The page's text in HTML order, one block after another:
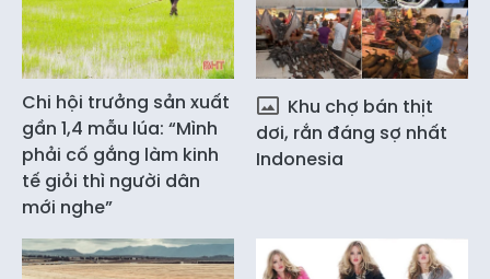
Chi hội trưởng sản xuất
gần 1,4 mẫu lúa: “Mình
phải cố gắng làm kinh
tế giỏi thì người dân
mới nghe”
Khu chợ bán thịt
dơi, rắn đáng sợ nhất
Indonesia